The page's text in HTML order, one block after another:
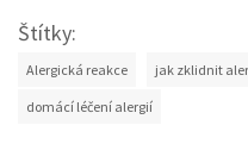
Štítky:
Alergická reakce jak zklidnit
domácí léčení alergií